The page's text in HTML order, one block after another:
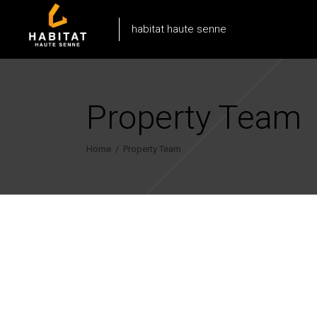
habitat haute senne
Property Team
Home / Property Team